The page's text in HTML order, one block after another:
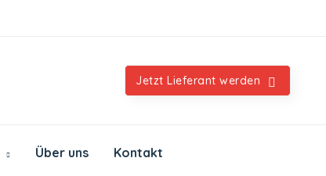
Jetzt Lieferant werden
Über uns Kontakt